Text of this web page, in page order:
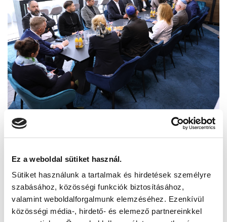
Ez a weboldal sütiket használ.
Sütiket használunk a tartalmak és hirdetések személyre
szabásához, közösségi funkciók biztosításához,
valamint weboldalforgalmunk elemzéséhez. Ezenkívül
közösségi média-, hirdető- és elemező partnereinkkel